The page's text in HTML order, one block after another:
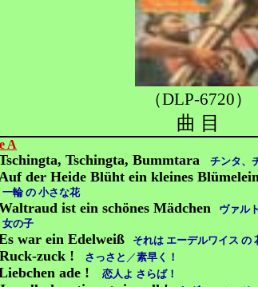
（DLP-6720）
曲 目
A
Tschingta, Bummtara チンタ、
der Heide Blüht ein kleines
の 小さな花
ist ein schönes Mädchen
ヴァル
子
war ein Edelweiß それは エーデルワイス の
Ruck-zuck ! さっさと ／素早く！
ade ! 恋人よ さらば！